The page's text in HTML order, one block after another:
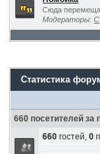
Сюда
Модераторы:
Статистика
660 посетителей за
660 гостей,0